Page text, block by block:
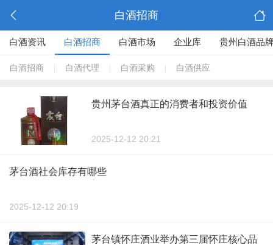
白酒招商
白酒资讯 白酒招商 白酒市场 企业库 贵州白酒品
白酒招商 白酒代理 白酒采购 白酒供应
贵州茅台酒真正的消费者和投资价值
2025-12-12 20:21
茅台酒社会库存有哪些
2025-12-12 20:19
茅台镇怀庄酒业举办第三届怀庄核心品